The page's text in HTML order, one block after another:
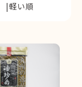
軽い順